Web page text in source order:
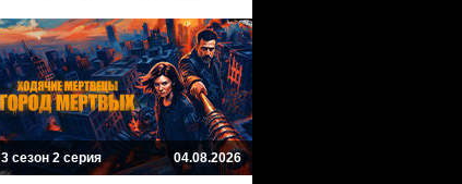
3 сезон 2 серия 04.08.2026